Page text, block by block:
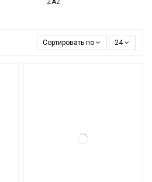
ZAZ
Сортировать по 24